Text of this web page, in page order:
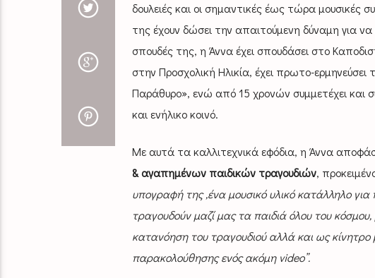
δουλειές και οι σημαντικές έως τώρα μουσικές
της έχουν δώσει την απαιτούμενη δύναμη για να
σπουδές της, η Άννα έχει σπουδάσει στο
στην Προσχολική Ηλικία, έχει πρωτο-ερμηνεύσει
Παράθυρο», ενώ από 15 χρονών συμμετέχει και
και ενήλικο κοινό.
Με αυτά τα καλλιτεχνικά εφόδια, η Άννα
& αγαπημένων παιδικών τραγουδιών,
υπογραφή της ,ένα μουσικό υλικό κατάλληλο για
τραγουδούν μαζί μας τα παιδιά όλου του
κατανόηση του τραγουδιού αλλά και ως κίνητρο
παρακολούθησης ενός ακόμη video”.